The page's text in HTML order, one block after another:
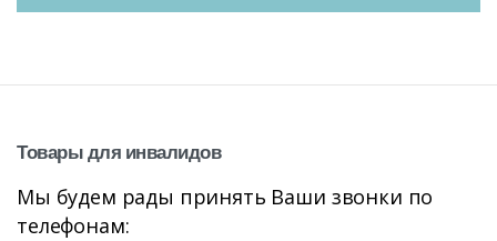
Товарыдля инвалидов
Мы будем рады принять Ваши звонки по
телефонам: